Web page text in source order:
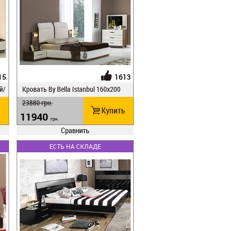
1613
Кровать Ву Веlla Istanbul 160x200
23880грн.
11940 грн.
Купить
Сравнить
ЕСТЬ НА СКЛАДЕ